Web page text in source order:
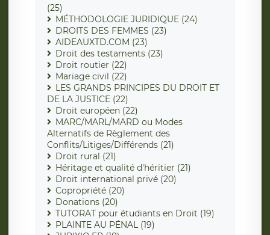
(25)
MÉTHODOLOGIE JURIDIQUE (24)
DROITS DES FEMMES (23)
AIDEAUXTD.COM (23)
Droit des testaments (23)
Droit routier (22)
Mariage civil (22)
LES GRANDS PRINCIPES DU DROIT ET
DE LA JUSTICE (22)
Droit européen (22)
MARC/MARL/MARD ou Modes
Alternatifs de Règlement des
Conflits/Litiges/Différends (21)
Droit rural (21)
Héritage et qualité d'héritier (21)
Droit international privé (20)
Copropriété (20)
Donations (20)
TUTORAT pour étudiants en Droit (19)
PLAINTE AU PÉNAL (19)